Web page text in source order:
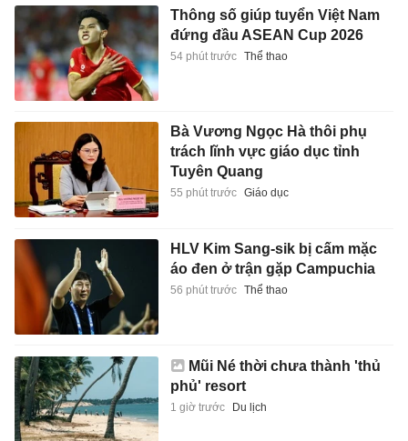
Thông số giúp tuyển Việt Nam
đứng đầu ASEAN Cup 2026
54 phút trước Thể thao
Bà Vương Ngọc Hà thôi phụ
trách lĩnh vực giáo dục tỉnh
Tuyên Quang
55 phút trước Giáo dục
HLV Kim Sang-sik bị cấm mặc
áo đen ở trận gặp Campuchia
56 phút trước Thể thao
Mũi Né thời chưa thành 'thủ
phủ' resort
1 giờ trước Du lịch